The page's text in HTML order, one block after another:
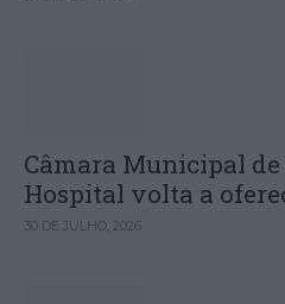
Câmara Municipal
Hospital volta a
30 DE JULHO, 2026